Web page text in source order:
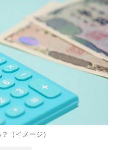
（イメージ）